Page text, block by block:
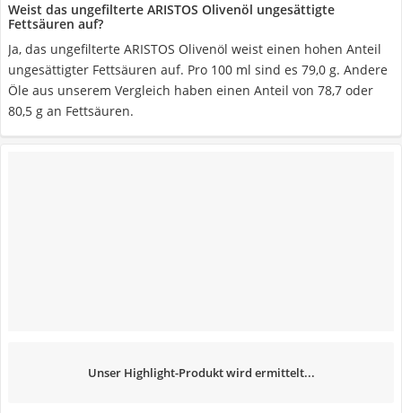
Weist das ungefilterte ARISTOS Olivenöl ungesättigte
Fettsäuren auf?
Ja, das ungefilterte ARISTOS Olivenöl weist einen hohen Anteil
ungesättigter Fettsäuren auf. Pro 100 ml sind es 79,0 g. Andere
Öle aus unserem Vergleich haben einen Anteil von 78,7 oder
80,5 g an Fettsäuren.
Unser Highlight-Produkt wird ermittelt...